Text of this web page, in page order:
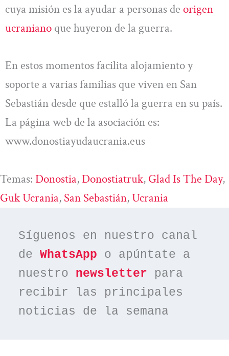
cuya misión es la ayudar a personas de origen
ucraniano que huyeron de la guerra.
En estos momentos facilita alojamiento y
soporte a varias familias que viven en San
Sebastián desde que estalló la guerra en su país.
La página web de la asociación es:
www.donostiayudaucrania.eus
Temas: Donostia, Donostiatruk, Glad Is The Day
Guk Ucrania, San Sebastián, Ucrania
Síguenos en nuestro canal
de WhatsApp o apúntate a
nuestro newsletter para
recibir las principales
noticias de la semana